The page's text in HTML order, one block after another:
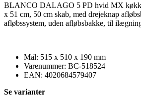
BLANCO DALAGO 5 PD hvid MX
x 51 cm, 50 cm skab, med drejeknap
afløbssystem, uden afløbsbakke, til
Mål: 515 x 510 x 190 mm
Varenummer: BC-518524
EAN: 4020684579407
Se varianter